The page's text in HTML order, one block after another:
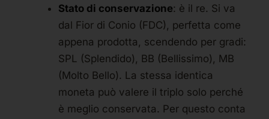
Stato di conservazione: è il re. Si va
dal Fior di Conio (FDC), perfetta come
appena prodotta, scendendo per gradi:
SPL (Splendido), BB (Bellissimo), MB
(Molto Bello). La stessa identica
moneta può valere il triplo solo perché
è meglio conservata. Per questo conta